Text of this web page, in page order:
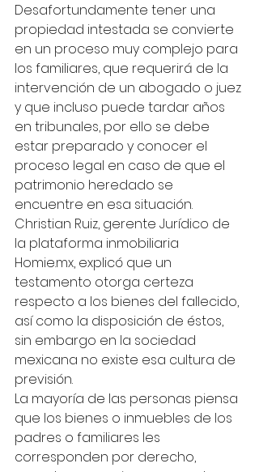
Desafortundamente tener una
propiedad intestada se convierte
en un proceso muy complejo para
los familiares, que requerirá de la
intervención de un abogado o juez
y que incluso puede tardar años
en tribunales, por ello se debe
estar preparado y conocer el
proceso legal en caso de que el
patrimonio heredado se
encuentre en esa situación.
Christian Ruiz, gerente Jurídico de
la plataforma inmobiliaria
Homie.mx, explicó que un
testamento otorga certeza
respecto a los bienes del fallecido,
así como la disposición de éstos,
sin embargo en la sociedad
mexicana no existe esa cultura de
previsión.
La mayoría de las personas piensa
que los bienes o inmuebles de los
padres o familiares les
corresponden por derecho,